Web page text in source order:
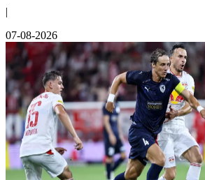
|
07-08-2026